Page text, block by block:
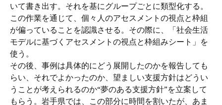
いて書き出す。それを基にグループごとに類型化する。
この作業を通じて、個々人のアセスメントの視点と枠組
が偏っていることを認識させる。その際に、「社会生活
モデルに基づくアセスメントの視点と枠組みシート」を
使う。
その後、事例は具体的にどう展開したのかを報告しても
らい、それでよかったのか、望ましい支援方針はどうい
うことが考えられるのか“夢のある支援方針”を立案して
もらう。岩手県では、この部分に時間を割いたが、あま